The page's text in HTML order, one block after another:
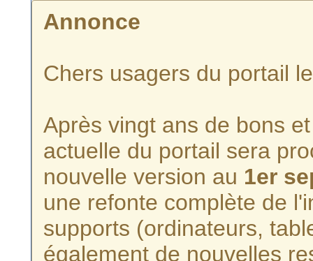
Annonce
Chers usagers du portail
Après vingt ans de bons
actuelle du portail sera
nouvelle version au 1er
une refonte complète de
supports (ordinateurs,
également de nouvelles